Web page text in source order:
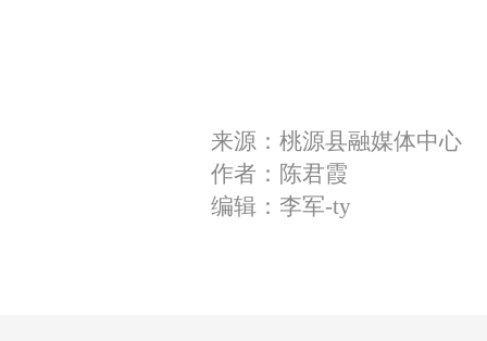
来源：桃源县融媒体中心
作者：陈君霞
编辑：李军-ty